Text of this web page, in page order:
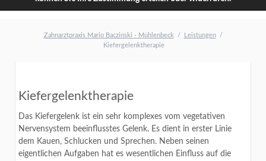
Zahnarztpraxis Mario Baczinski - Mühlenbeck
Leistungen
Kiefergelenktherapie
Kiefergelenktherapie
Das Kiefergelenk ist ein sehr komplexes vom vegetativen
Nervensystem beeinflusstes Gelenk. Es dient in erster Linie
dem Kauen, Schlucken und Sprechen. Neben seinen
eigentlichen Aufgaben hat es wesentlichen Einfluss auf die